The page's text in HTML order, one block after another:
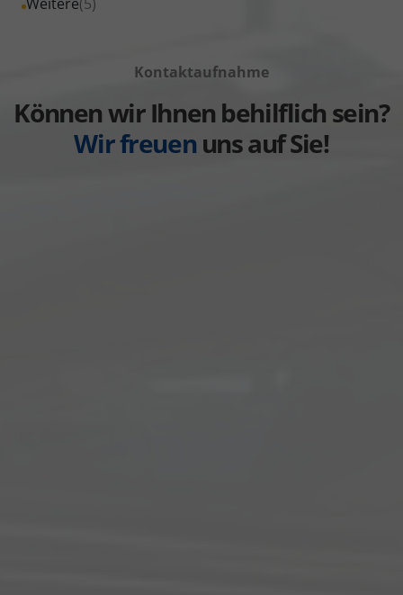
anzeigen
Volkswagen
anzeigen
Kontaktaufnahme
Können wir Ihnen behilflich sein?
Wir freuenuns auf Sie!